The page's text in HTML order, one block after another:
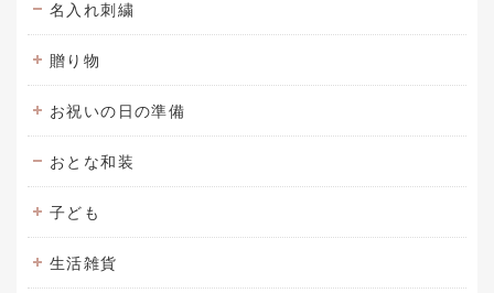
名入れ刺繍
贈り物
お祝いの日の準備
おとな和装
子ども
生活雑貨